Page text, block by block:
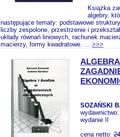
Książka
algebry,
następujące tematy: podstawowe
liczby zespolone, przestrzenie i
układy równań liniowych, rachunek
macierzy, formy kwadratowe. ... >>>
SOZAŃSKI
wydanie II
cena netto: